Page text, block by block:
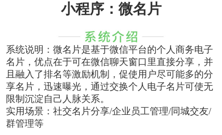
小程序：微名片
系统说明：微名片是基于微信平台的个人商务电子
名片，优点在于可在微信聊天窗口里直接分享，并
且融入了排名等激励机制，促使用户尽可能多的分
享名片，迅速曝光，通过交换个人电子名片可使无
限制沉淀自己人脉关系。
实用场景：社交名片分享/企业员工管理/同城交友/
群管理等